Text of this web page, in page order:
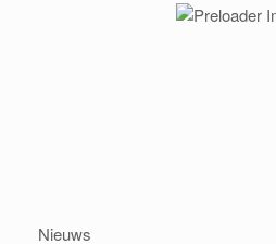
Nieuws